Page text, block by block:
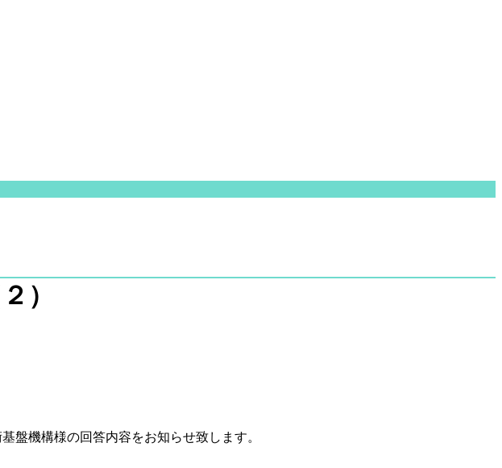
）
盤機構様の回答内容をお知らせ致します。